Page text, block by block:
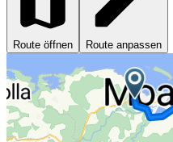
Route öffnen Route anpassen